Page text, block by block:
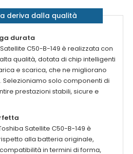
deriva dalla qualità
durata
C50-B-149 è realizzata con
qualità, dotata di chip intelligenti
e scarica, che ne migliorano
Selezioniamo solo componenti di
prestazioni stabili, sicure e
Satellite C50-B-149 è
alla batteria originale,
in termini di forma,